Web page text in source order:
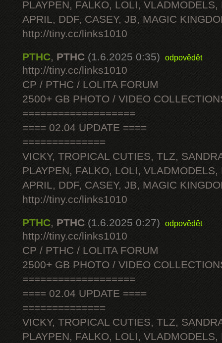
PLAYPEN, FALKO, LOLI, VLADMODELS,
APRIL, DDF, CASEY, JB, MAGIC
http://tiny.cc/links1010
PTHC, PTHC (1.6.2025 0:35) odpovědět
http://tiny.cc/links1010
CP / PTHC / LOLITA FORUM
2500+ GB PHOTO / VIDEO
===================
==== 02.04 UPDATE ====
==============
VICKY, TROPICAL CUTIES, TLZ,
PLAYPEN, FALKO, LOLI, VLADMODELS,
APRIL, DDF, CASEY, JB, MAGIC
http://tiny.cc/links1010
PTHC, PTHC (1.6.2025 0:27) odpovědět
http://tiny.cc/links1010
CP / PTHC / LOLITA FORUM
2500+ GB PHOTO / VIDEO
===================
==== 02.04 UPDATE ====
==============
VICKY, TROPICAL CUTIES, TLZ,
PLAYPEN, FALKO, LOLI, VLADMODELS,